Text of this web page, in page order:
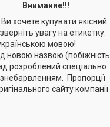
Внимание!!!
хочете купувати якісний
увагу на етикетку.
мовою!
новою назвою (побіжність
розроблений спеціально
Пропорції
сайту компанії